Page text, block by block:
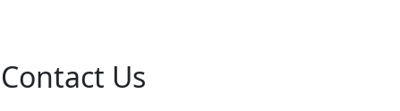
Contact Us